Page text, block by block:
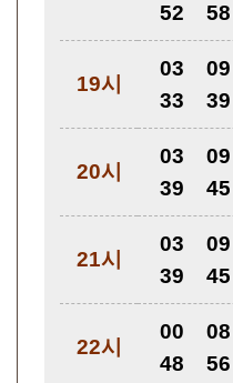
52
58
19시
03 09
33
39
20시
03 09
39
45
21시
03 09
39
45
22시
00 08
48
56